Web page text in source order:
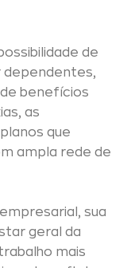
de
dependentes,
benefícios
as
que
ampla rede de
sua
geral da
mais